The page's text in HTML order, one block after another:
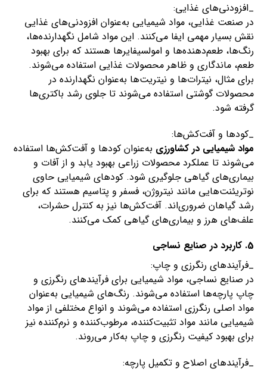
_افزودنی‌های غذایی:
در صنعت غذایی، مواد شیمیایی به‌عنوان افزودنی‌های غذایی
نقش بسیار مهمی ایفا می‌کنند. این مواد شامل نگهدارنده‌ها،
رنگ‌ها، طعم‌دهنده‌ها و امولسیفایرها هستند که برای بهبود
طعم، ماندگاری و ظاهر محصولات غذایی استفاده می‌شوند.
برای مثال، نیترات‌ها و نیتریت‌ها به‌عنوان نگهدارنده در
محصولات گوشتی استفاده می‌شوند تا جلوی رشد باکتری‌ها
گرفته شود.
_کودها و آفت‌کش‌ها:
مواد شیمیایی در کشاورزی به‌عنوان کودها و آفت‌کش‌ها استفاده
می‌شوند تا عملکرد محصولات زراعی بهبود یابد و از آفات و
بیماری‌های گیاهی جلوگیری شود. کودهای شیمیایی حاوی
نوتریئنت‌هایی مانند نیتروژن، فسفر و پتاسیم هستند که برای
رشد گیاهان ضروری‌اند. آفت‌کش‌ها نیز به کنترل حشرات،
علف‌های هرز و بیماری‌های گیاهی کمک می‌کنند.
5. کاربرد در صنایع نساجی
_فرآیندهای رنگرزی و چاپ:
در صنایع نساجی، مواد شیمیایی برای فرآیندهای رنگرزی و
چاپ پارچه‌ها استفاده می‌شوند. رنگ‌های شیمیایی به‌عنوان
مواد اصلی رنگرزی استفاده می‌شوند و انواع مختلفی از مواد
شیمیایی مانند مواد تثبیت‌کننده، مرطوب‌کننده و نرم‌کننده نیز
برای بهبود کیفیت رنگرزی و چاپ به‌کار می‌روند.
_فرآیندهای اصلاح و تکمیل پارچه: